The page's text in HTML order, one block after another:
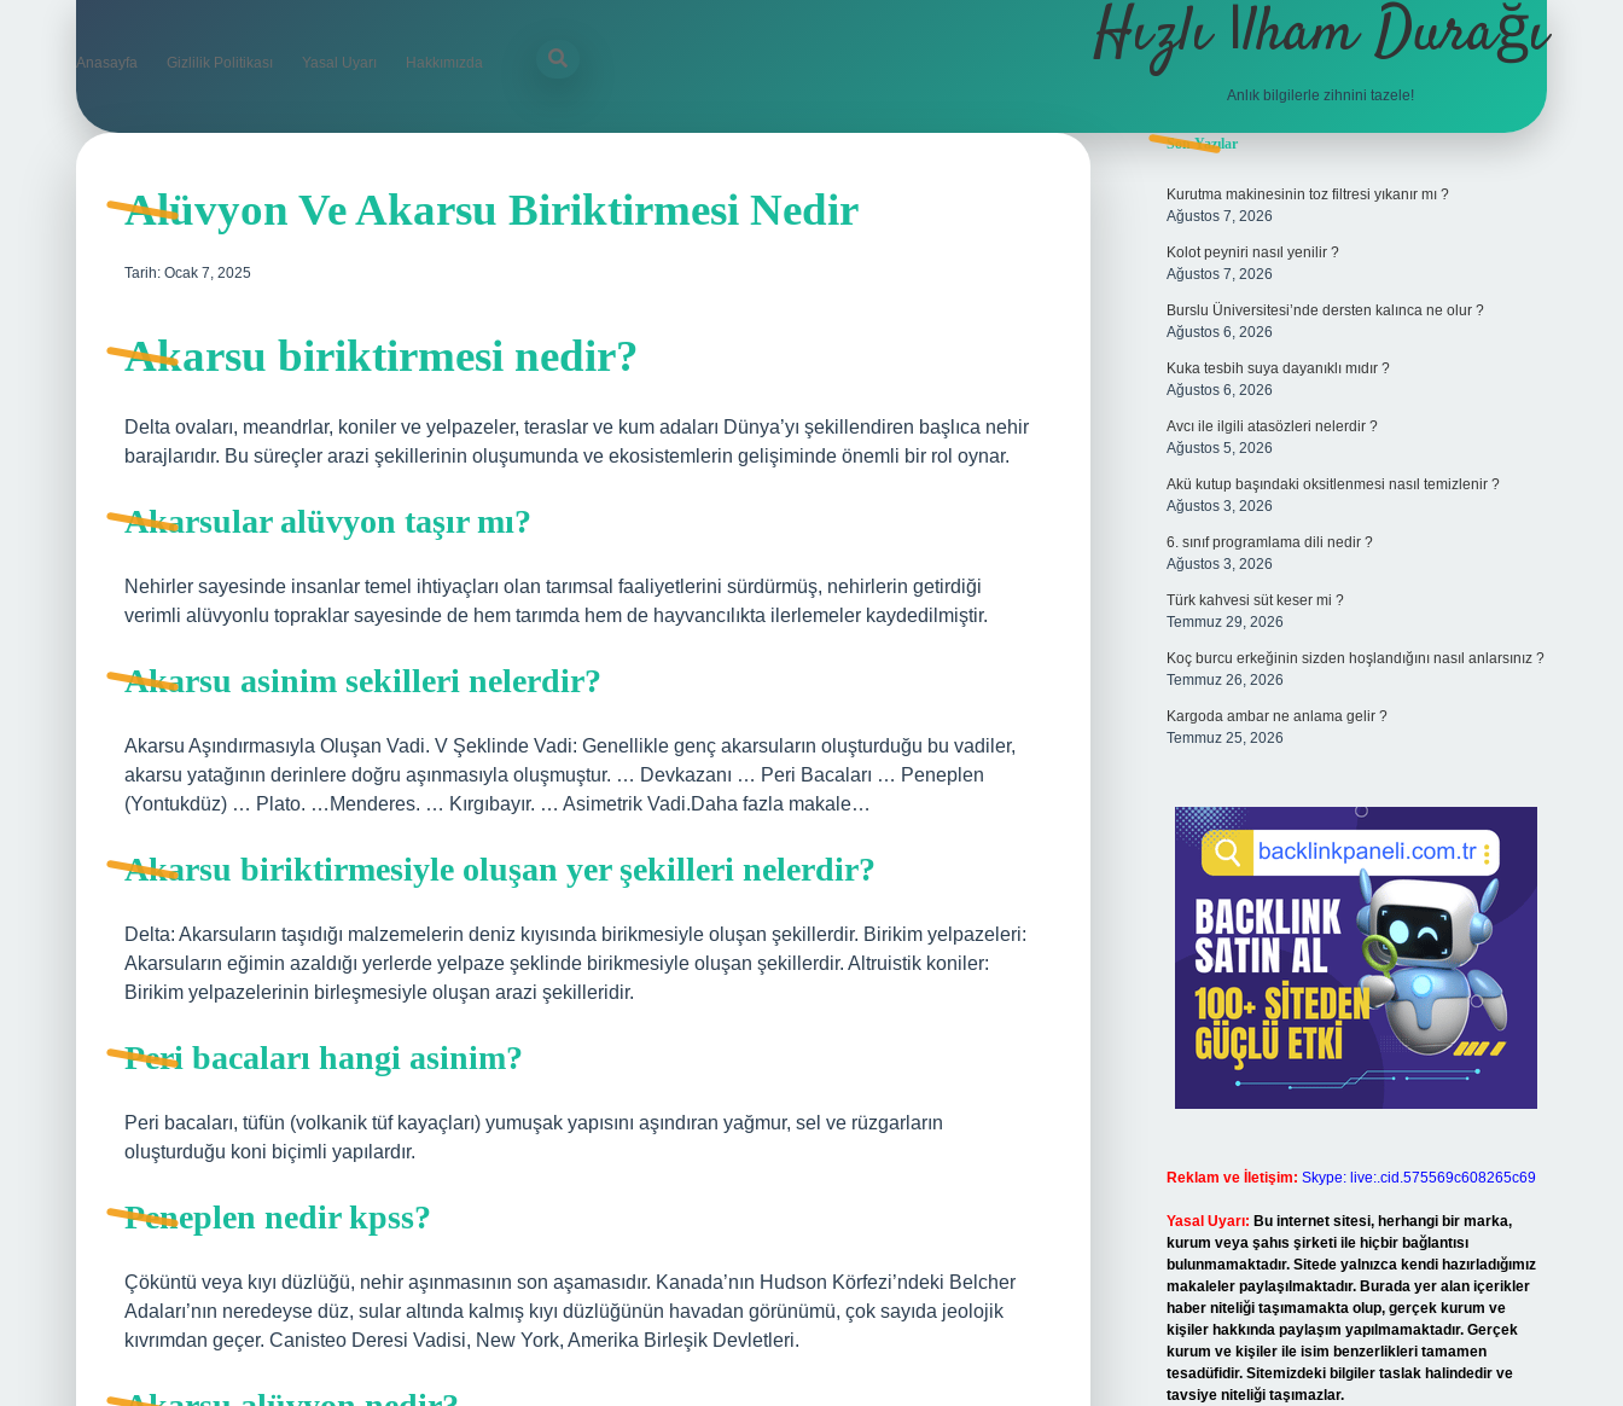
Anasayfa Gizlilik Politikası Yasal Uyarı Hakkımızda Hızlı İlham Durağı
Anlık bilgilerle zihnini tazele!
Alüvyon Ve Akarsu Biriktirmesi Nedir
Tarih: Ocak 7, 2025
Akarsu biriktirmesi nedir?
Delta ovaları, meandrlar, koniler ve yelpazeler, teraslar ve kum adaları Dünya’yı şekillendiren başlıca nehir
barajlarıdır. Bu süreçler arazi şekillerinin oluşumunda ve ekosistemlerin gelişiminde önemli bir rol oynar.
Akarsular alüvyon taşır mı?
Nehirler sayesinde insanlar temel ihtiyaçları olan tarımsal faaliyetlerini sürdürmüş, nehirlerin getirdiği
verimli alüvyonlu topraklar sayesinde de hem tarımda hem de hayvancılıkta ilerlemeler kaydedilmiştir.
Akarsu asinim sekilleri nelerdir?
Akarsu Aşındırmasıyla Oluşan Vadi. V Şeklinde Vadi: Genellikle genç akarsuların oluşturduğu bu vadiler,
akarsu yatağının derinlere doğru aşınmasıyla oluşmuştur. … Devkazanı … Peri Bacaları … Peneplen
(Yontukdüz) … Plato. …Menderes. … Kırgıbayır. … Asimetrik Vadi.Daha fazla makale…
Akarsu biriktirmesiyle oluşan yer şekilleri nelerdir?
Delta: Akarsuların taşıdığı malzemelerin deniz kıyısında birikmesiyle oluşan şekillerdir. Birikim yelpazeleri:
Akarsuların eğimin azaldığı yerlerde yelpaze şeklinde birikmesiyle oluşan şekillerdir. Altruistik koniler:
Birikim yelpazelerinin birleşmesiyle oluşan arazi şekilleridir.
Peri bacaları hangi asinim?
Peri bacaları, tüfün (volkanik tüf kayaçları) yumuşak yapısını aşındıran yağmur, sel ve rüzgarların
oluşturduğu koni biçimli yapılardır.
Peneplen nedir kpss?
Çöküntü veya kıyı düzlüğü, nehir aşınmasının son aşamasıdır. Kanada’nın Hudson Körfezi’ndeki Belcher
Adaları’nın neredeyse düz, sular altında kalmış kıyı düzlüğünün havadan görünümü, çok sayıda jeolojik
kıvrımdan geçer. Canisteo Deresi Vadisi, New York, Amerika Birleşik Devletleri.
Sidebar
Son Yazılar
Kurutma makinesinin toz filtresi yıkanır mı ?
Ağustos 7, 2026
Kolot peyniri nasıl yenilir ?
Ağustos 7, 2026
Burslu Üniversitesi’nde dersten kalınca ne olur ?
Ağustos 6, 2026
Kuka tesbih suya dayanıklı mıdır ?
Ağustos 6, 2026
Avcı ile ilgili atasözleri nelerdir ?
Ağustos 5, 2026
Akü kutup başındaki oksitlenmesi nasıl temizlenir ?
Ağustos 3, 2026
6. sınıf programlama dili nedir ?
Ağustos 3, 2026
Türk kahvesi süt keser mi ?
Temmuz 29, 2026
Koç burcu erkeğinin sizden hoşlandığını nasıl anlarsınız ?
Temmuz 26, 2026
Kargoda ambar ne anlama gelir ?
Temmuz 25, 2026
Reklam ve İletişim: Skype: live:.cid.575569c608265c69
Yasal Uyarı: Bu internet sitesi, herhangi bir marka,
kurum veya şahıs şirketi ile hiçbir bağlantısı
bulunmamaktadır. Sitede yalnızca kendi hazırladığımız
makaleler paylaşılmaktadır. Burada yer alan içerikler
haber niteliği taşımamakta olup, gerçek kurum ve
kişiler hakkında paylaşım yapılmamaktadır. Gerçek
kurum ve kişiler ile isim benzerlikleri tamamen
tesadüfidir. Sitemizdeki bilgiler taslak halindedir ve
tavsiye niteliği taşımazlar.